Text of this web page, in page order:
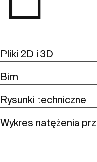
Pliki 2D i 3D
Bim
Rysunki techniczne
Wykres natężenia